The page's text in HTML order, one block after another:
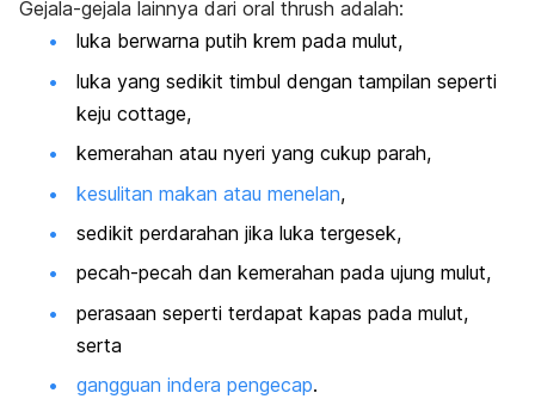
Gejala-gejala lainnya dari oral thrush adalah:
luka berwarna putih krem pada mulut,
luka yang sedikit timbul dengan tampilan seperti
keju cottage,
kemerahan atau nyeri yang cukup parah,
kesulitan makan atau menelan,
sedikit perdarahan jika luka tergesek,
pecah-pecah dan kemerahan pada ujung mulut,
perasaan seperti terdapat kapas pada mulut,
serta
gangguan indera pengecap.